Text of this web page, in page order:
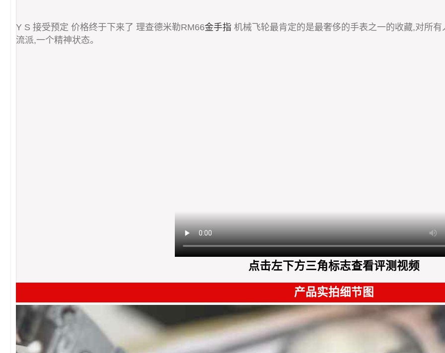
Y S 接受预定 价格终于下来了 理查德米勒RM66金手指 机械飞轮最肯定的是最奢侈的手表之一的收藏,对所
流派,一个精神状态。
点击左下方三角标志查看评测视频
产品实拍细节图